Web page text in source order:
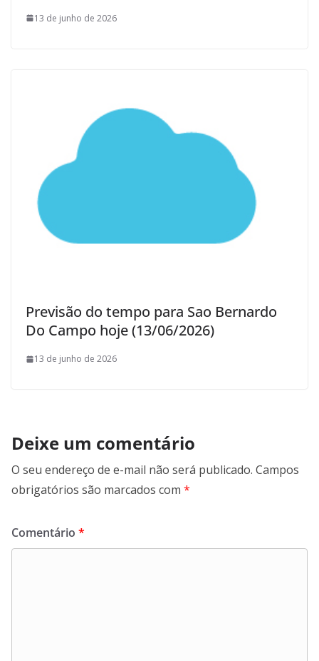
13 de junho de 2026
Previsão do tempo para Sao Bernardo
Do Campo hoje (13/06/2026)
13 de junho de 2026
Deixe um comentário
O seu endereço de e-mail não será publicado. Campos
obrigatórios são marcados com *
Comentário *